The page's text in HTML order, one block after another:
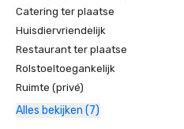
Catering ter plaatse
Huisdiervriendelijk
Restaurant ter plaatse
Rolstoeltoegankelijk
Ruimte (privé)
Alles bekijken (7)